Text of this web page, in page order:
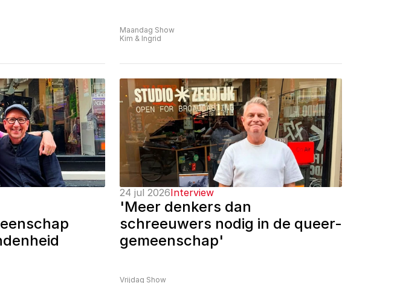
Maandag Show
Kim & Ingrid
24 jul 2026Interview
'Meer denkers dan
schreeuwers nodig in de queer-
gemeenschap'
Vrijdag Show